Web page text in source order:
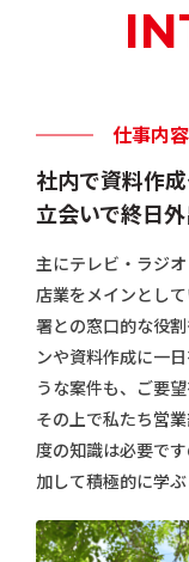
仕事内
社内で資料作
立会いで終日
主にテレビ・ラジ
店業をメインとし
署との窓口的な役
ンや資料作成に一
うな案件も、ご要
その上で私たち営
度の知識は必要で
加して積極的に学